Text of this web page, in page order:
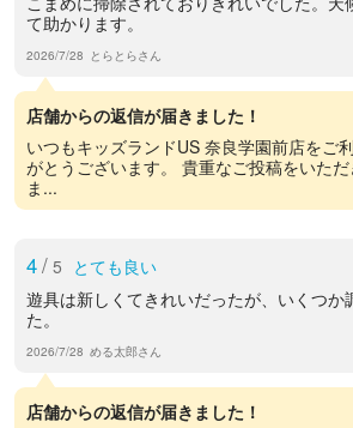
て助かります。
2026/7/28 とらとらさん
店舗からの返信が届きました！
いつもキッズランドUS 奈良学園前店をご
がとうございます。 貴重なご投稿をいた
ま...
4/ 5 とても良い
遊具は新しくてきれいだったが、いくつか
た。
2026/7/28 める太郎さん
店舗からの返信が届きました！